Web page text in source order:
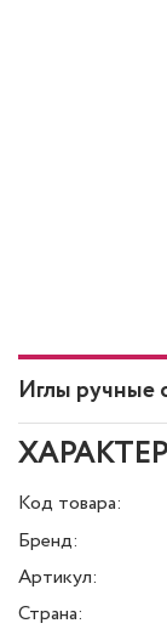
Иглы
Код товара:
Бренд:
Артикул:
Страна: